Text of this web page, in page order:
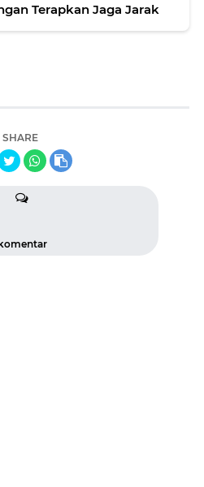
Terapkan Jaga Jarak
SHARE
komentar